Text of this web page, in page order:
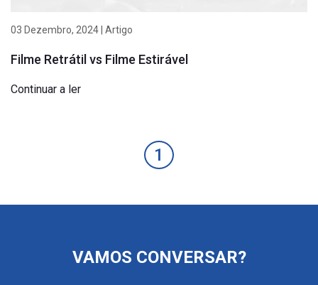
03 Dezembro, 2024 | Artigo
Filme Retrátil vs Filme Estirável
Continuar a ler
1
VAMOS CONVERSAR?